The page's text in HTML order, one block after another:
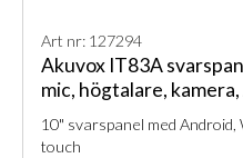
Art nr: 127294
Akuvox IT83A
mic, högtalare,
10" svarspanel med
touch